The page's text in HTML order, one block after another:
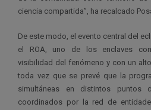
ciencia compartida”, ha recalcado
De este modo, el evento central del
el ROA, uno de los enclaves
visibilidad del fenómeno y con un
toda vez que se prevé que la
simultáneas en distintos puntos
coordinados por la red de